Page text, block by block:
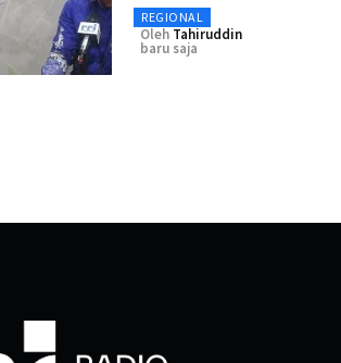
REGIONAL
Oleh Tahiruddin
baru saja